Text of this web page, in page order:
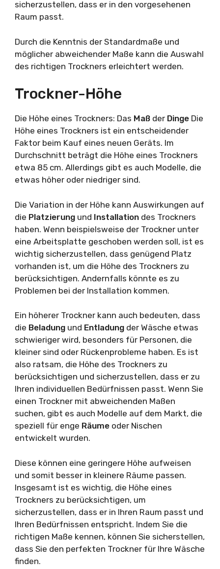
sicherzustellen, dass er in den vorgesehenen
Raum passt.
Durch die Kenntnis der Standardmaße und
möglicher abweichender Maße kann die Auswahl
des richtigen Trockners erleichtert werden.
Trockner-Höhe
Die Höhe eines Trockners: Das Maß der Dinge Die
Höhe eines Trockners ist ein entscheidender
Faktor beim Kauf eines neuen Geräts. Im
Durchschnitt beträgt die Höhe eines Trockners
etwa 85 cm. Allerdings gibt es auch Modelle, die
etwas höher oder niedriger sind.
Die Variation in der Höhe kann Auswirkungen auf
die Platzierung und Installation des Trockners
haben. Wenn beispielsweise der Trockner unter
eine Arbeitsplatte geschoben werden soll, ist es
wichtig sicherzustellen, dass genügend Platz
vorhanden ist, um die Höhe des Trockners zu
berücksichtigen. Andernfalls könnte es zu
Problemen bei der Installation kommen.
Ein höherer Trockner kann auch bedeuten, dass
die Beladung und Entladung der Wäsche etwas
schwieriger wird, besonders für Personen, die
kleiner sind oder Rückenprobleme haben. Es ist
also ratsam, die Höhe des Trockners zu
berücksichtigen und sicherzustellen, dass er zu
Ihren individuellen Bedürfnissen passt. Wenn Sie
einen Trockner mit abweichenden Maßen
suchen, gibt es auch Modelle auf dem Markt, die
speziell für enge Räume oder Nischen
entwickelt wurden.
Diese können eine geringere Höhe aufweisen
und somit besser in kleinere Räume passen.
Insgesamt ist es wichtig, die Höhe eines
Trockners zu berücksichtigen, um
sicherzustellen, dass er in Ihren Raum passt und
Ihren Bedürfnissen entspricht. Indem Sie die
richtigen Maße kennen, können Sie sicherstellen,
dass Sie den perfekten Trockner für Ihre Wäsche
finden.